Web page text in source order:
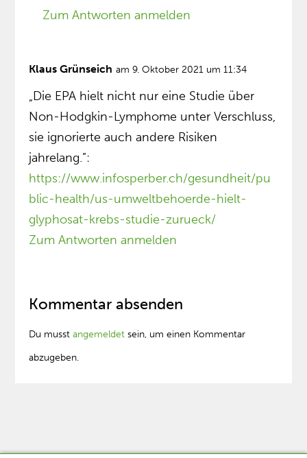
Zum Antworten anmelden
Klaus Grünseich am 9. Oktober 2021 um 11:34
„Die EPA hielt nicht nur eine Studie über
Non-Hodgkin-Lymphome unter Verschluss,
sie ignorierte auch andere Risiken
jahrelang.”:
https://www.infosperber.ch/gesundheit/pu
blic-health/us-umweltbehoerde-hielt-
glyphosat-krebs-studie-zurueck/
Zum Antworten anmelden
Kommentar absenden
Du musstangemeldet sein, um einen Kommentar
abzugeben.